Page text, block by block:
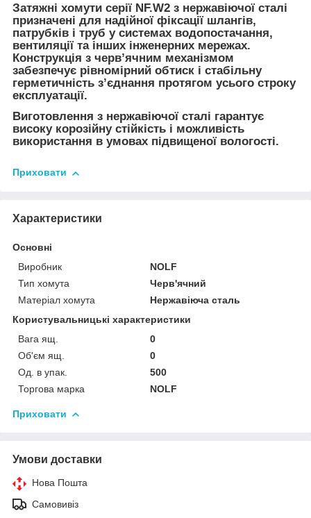
Затяжні хомути серії NF.W2 з нержавіючої сталі
призначені для надійної фіксації шлангів,
патрубків і труб у системах водопостачання,
вентиляції та інших інженерних мережах.
Конструкція з черв’ячним механізмом
забезпечує рівномірний обтиск і стабільну
герметичність з’єднання протягом усього строку
експлуатації.
Виготовлення з нержавіючої сталі гарантує
високу корозійну стійкість і можливість
використання в умовах підвищеної вологості.
Приховати
Характеристики
Основні
Виробник
NOLF
Тип хомута
Черв'ячний
Матеріал хомута
Нержавіюча сталь
Користувальницькі характеристики
Вага ящ.
0
Об'єм ящ.
0
Од. в упак.
500
Торгова марка
NOLF
Приховати
Умови доставки
Нова Пошта
Самовивіз